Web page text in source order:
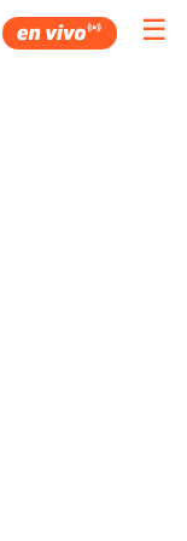
☰